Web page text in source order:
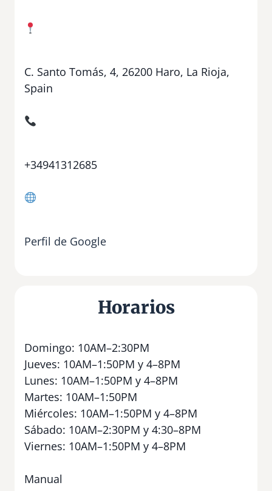
C. Santo Tomás, 4, 26200 Haro, La Rioja,
Spain
+34941312685
Perfil de Google
Horarios
Domingo: 10AM–2:30PM
Jueves: 10AM–1:50PM y 4–8PM
Lunes: 10AM–1:50PM y 4–8PM
Martes: 10AM–1:50PM
Miércoles: 10AM–1:50PM y 4–8PM
Sábado: 10AM–2:30PM y 4:30–8PM
Viernes: 10AM–1:50PM y 4–8PM
Manual